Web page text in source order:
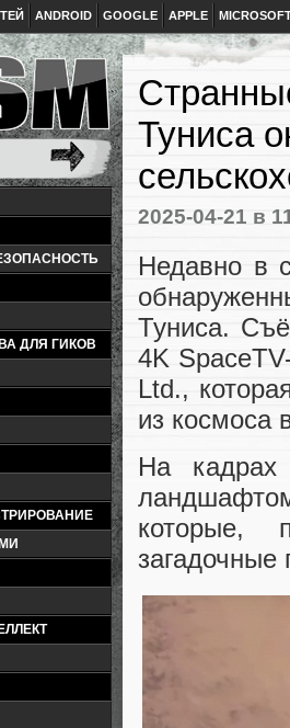
ANDROID GOOGLE APPLE
ДЛЯ ГИКОВ
Туниса
2025-04-21 в
Недавно в
Туниса.
4K
Ltd.,
из космоса
На кадрах
которые,
загадочные